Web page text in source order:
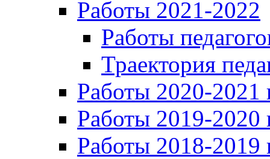
Работы 2021-2022
Работы
Траектория
Работы 2020-2021
Работы 2019-2020
Работы 2018-2019